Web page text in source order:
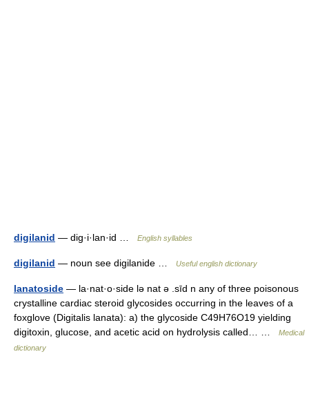
digilanid — dig·i·lan·id … English syllables
digilanid — noun see digilanide … Useful english dictionary
lanatoside — la·nat·o·side lə nat ə .sīd n any of three poisonous
crystalline cardiac steroid glycosides occurring in the leaves of a
foxglove (Digitalis lanata): a) the glycoside C49H76O19 yielding
digitoxin, glucose, and acetic acid on hydrolysis called… …
Medical
dictionary